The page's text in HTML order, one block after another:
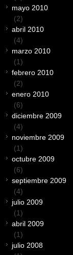
mayo 2010
(2)
abril 2010
(4)
marzo 2010
(1)
febrero 2010
(2)
enero 2010
(6)
diciembre 2009
(4)
noviembre 2009
(1)
octubre 2009
(6)
septiembre 2009
(4)
julio 2009
(1)
abril 2009
(1)
julio 2008